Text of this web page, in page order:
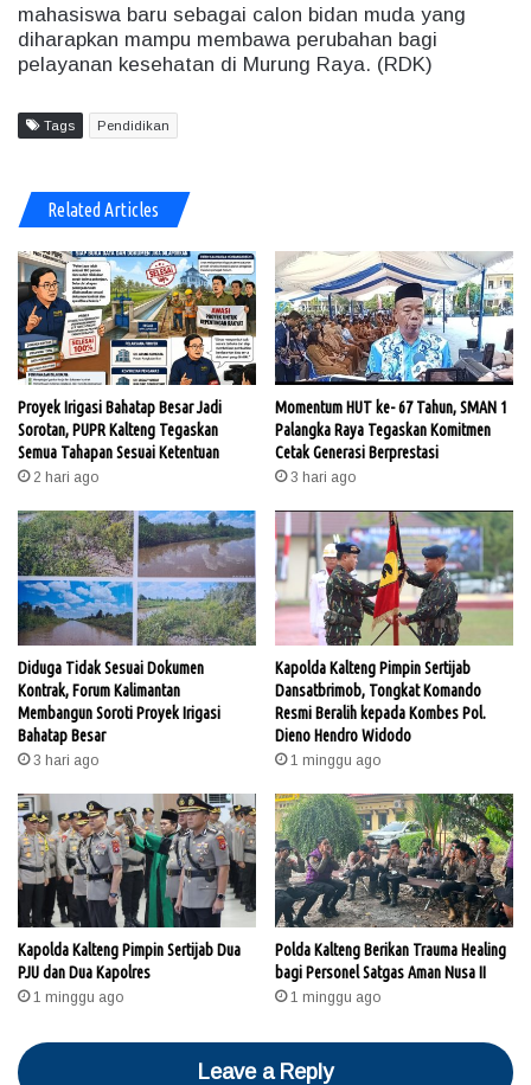
mahasiswa baru sebagai calon bidan muda yang
diharapkan mampu membawa perubahan bagi
pelayanan kesehatan di Murung Raya. (RDK)
Tags Pendidikan
Related Articles
Proyek Irigasi Bahatap Besar Jadi
Sorotan, PUPR Kalteng Tegaskan
Semua Tahapan Sesuai Ketentuan
2 hari ago
Momentum HUT ke- 67 Tahun, SMAN 1
Palangka Raya Tegaskan Komitmen
Cetak Generasi Berprestasi
3 hari ago
Diduga Tidak Sesuai Dokumen
Kontrak, Forum Kalimantan
Membangun Soroti Proyek Irigasi
Bahatap Besar
3 hari ago
Kapolda Kalteng Pimpin Sertijab
Dansatbrimob, Tongkat Komando
Resmi Beralih kepada Kombes Pol.
Dieno Hendro Widodo
1 minggu ago
Kapolda Kalteng Pimpin Sertijab Dua
PJU dan Dua Kapolres
1 minggu ago
Polda Kalteng Berikan Trauma Healing
bagi Personel Satgas Aman Nusa II
1 minggu ago
Leave a Reply